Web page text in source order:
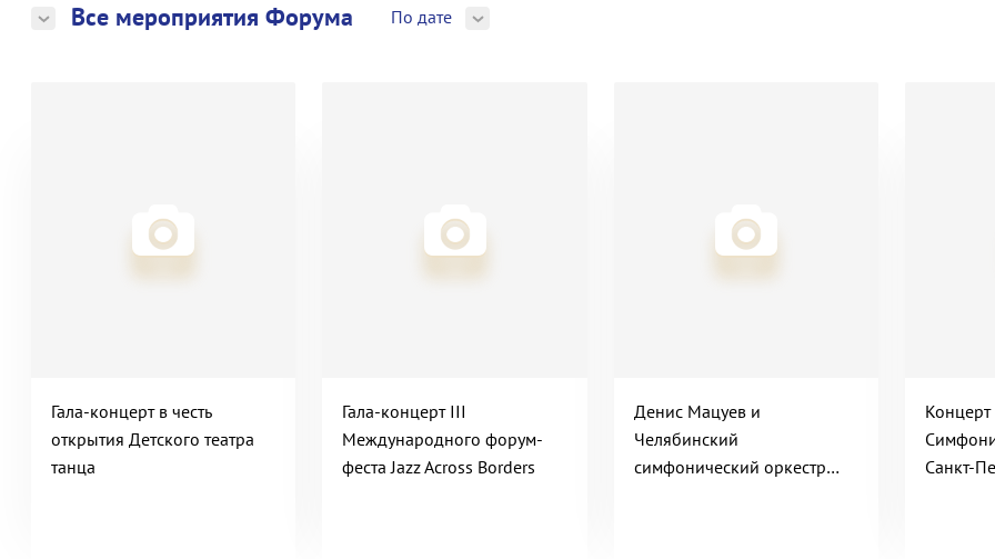
Все мероприятия Форума По дате
Гала-концерт в честь
открытия Детского театра
танца
Гала-концерт III
Международного форум-
феста Jazz Across Borders
Денис Мацуев и
Челябинский
симфонический оркестр
Концерт
Санкт-